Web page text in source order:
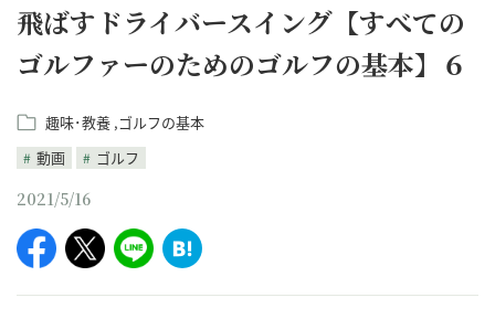
飛ばすドライバースイング【すべての
ゴルファーのためのゴルフの基本】６
趣味･教養 ゴルフの基本
動画
ゴルフ
2021/5/16